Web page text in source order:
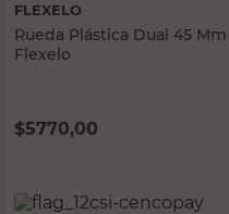
FLEXELO
Rueda Plástica Dual 45 Mm
Flexelo
$5770,00